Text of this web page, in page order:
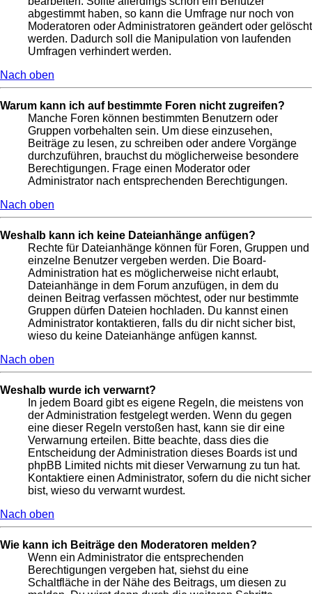
abgestimmt haben, so kann die Umfrage nur noch von
Moderatoren oder Administratoren geändert oder gelöscht
werden. Dadurch soll die Manipulation von laufenden
Umfragen verhindert werden.
Nach oben
Warum kann ich auf bestimmte Foren nicht zugreifen?
Manche Foren können bestimmten Benutzern oder
Gruppen vorbehalten sein. Um diese einzusehen,
Beiträge zu lesen, zu schreiben oder andere Vorgänge
durchzuführen, brauchst du möglicherweise besondere
Berechtigungen. Frage einen Moderator oder
Administrator nach entsprechenden Berechtigungen.
Nach oben
Weshalb kann ich keine Dateianhänge anfügen?
Rechte für Dateianhänge können für Foren, Gruppen und
einzelne Benutzer vergeben werden. Die Board-
Administration hat es möglicherweise nicht erlaubt,
Dateianhänge in dem Forum anzufügen, in dem du
deinen Beitrag verfassen möchtest, oder nur bestimmte
Gruppen dürfen Dateien hochladen. Du kannst einen
Administrator kontaktieren, falls du dir nicht sicher bist,
wieso du keine Dateianhänge anfügen kannst.
Nach oben
Weshalb wurde ich verwarnt?
In jedem Board gibt es eigene Regeln, die meistens von
der Administration festgelegt werden. Wenn du gegen
eine dieser Regeln verstoßen hast, kann sie dir eine
Verwarnung erteilen. Bitte beachte, dass dies die
Entscheidung der Administration dieses Boards ist und
phpBB Limited nichts mit dieser Verwarnung zu tun hat.
Kontaktiere einen Administrator, sofern du die nicht sicher
bist, wieso du verwarnt wurdest.
Nach oben
Wie kann ich Beiträge den Moderatoren melden?
Wenn ein Administrator die entsprechenden
Berechtigungen vergeben hat, siehst du eine
Schaltfläche in der Nähe des Beitrags, um diesen zu